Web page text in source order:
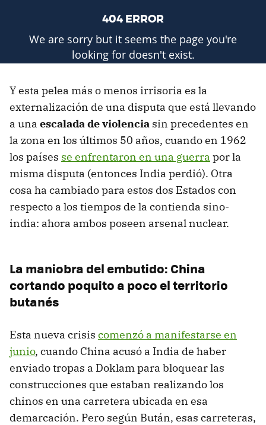
Y esta pelea más o menos irrisoria es la
externalización de una disputa que está llevando
a una escalada de violencia sin precedentes en
la zona en los últimos 50 años, cuando en 1962
los países se enfrentaron en una guerra por la
misma disputa (entonces India perdió). Otra
cosa ha cambiado para estos dos Estados con
respecto a los tiempos de la contienda sino-
india: ahora ambos poseen arsenal nuclear.
La maniobra del embutido: China
cortando poquito a poco el territorio
butanés
Esta nueva crisis comenzó a manifestarse en
junio, cuando China acusó a India de haber
enviado tropas a Doklam para bloquear las
construcciones que estaban realizando los
chinos en una carretera ubicada en esa
demarcación. Pero según Bután, esas carreteras,